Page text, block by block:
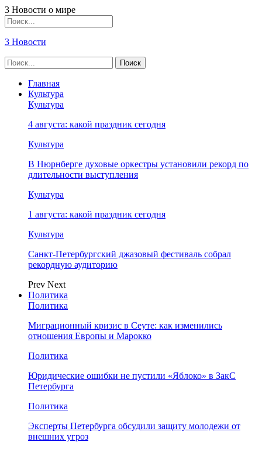
3 Новости о мире
3 Новости
Главная
Культура
Культура
4 августа: какой праздник сегодня
Культура
В Нюрнберге духовые оркестры установили рекорд по
длительности выступления
Культура
1 августа: какой праздник сегодня
Культура
Санкт-Петербургский джазовый фестиваль собрал
рекордную аудиторию
Prev Next
Политика
Политика
Миграционный кризис в Сеуте: как изменились
отношения Европы и Марокко
Политика
Юридические ошибки не пустили «Яблоко» в ЗакС
Петербурга
Политика
Эксперты Петербурга обсудили защиту молодежи от
внешних угроз